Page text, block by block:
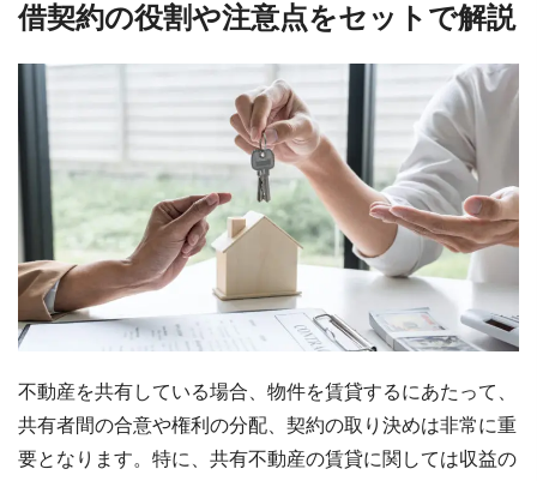
借契約の役割や注意点をセットで解説
不動産を共有している場合、物件を賃貸するにあたって、
共有者間の合意や権利の分配、契約の取り決めは非常に重
要となります。特に、共有不動産の賃貸に関しては収益の